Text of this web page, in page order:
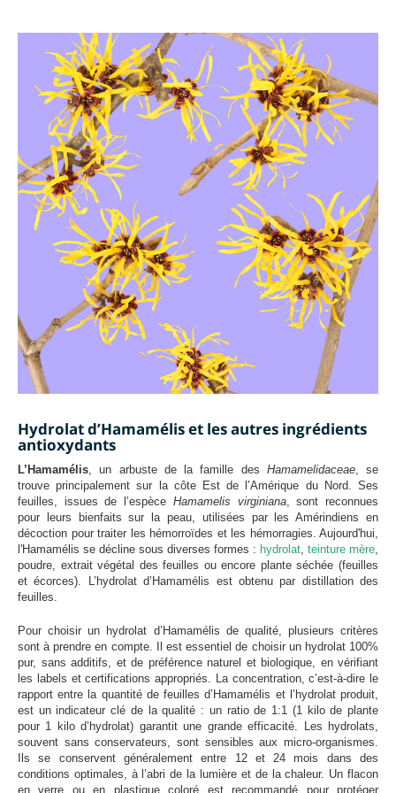
Hydrolat d’Hamamélis et les autres ingrédients
antioxydants
L’Hamamélis, un arbuste de la famille des Hamamelidaceae, se
trouve principalement sur la côte Est de l’Amérique du Nord. Ses
feuilles, issues de l’espèce Hamamelis virginiana, sont reconnues
pour leurs bienfaits sur la peau, utilisées par les Amérindiens en
décoction pour traiter les hémorroïdes et les hémorragies. Aujourd'hui,
l'Hamamélis se décline sous diverses formes : hydrolat, teinture mère,
poudre, extrait végétal des feuilles ou encore plante séchée (feuilles
et écorces). L’hydrolat d’Hamamélis est obtenu par distillation des
feuilles.
Pour choisir un hydrolat d’Hamamélis de qualité, plusieurs critères
sont à prendre en compte. Il est essentiel de choisir un hydrolat 100%
pur, sans additifs, et de préférence naturel et biologique, en vérifiant
les labels et certifications appropriés. La concentration, c’est-à-dire le
rapport entre la quantité de feuilles d’Hamamélis et l’hydrolat produit,
est un indicateur clé de la qualité : un ratio de 1:1 (1 kilo de plante
pour 1 kilo d’hydrolat) garantit une grande efficacité. Les hydrolats,
souvent sans conservateurs, sont sensibles aux micro-organismes.
Ils se conservent généralement entre 12 et 24 mois dans des
conditions optimales, à l’abri de la lumière et de la chaleur. Un flacon
en verre ou en plastique coloré est recommandé pour protéger